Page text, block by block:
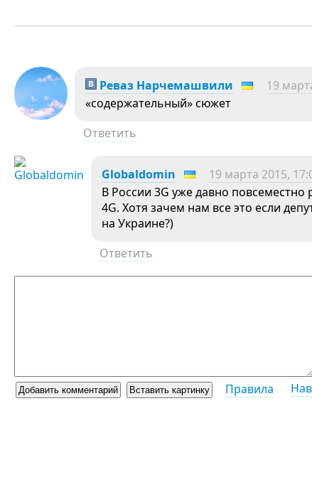
Реваз Нарчемашвили 19
«содержательный» сюжет
Ответить
Globaldomin 19 марта 2015,
В России 3G уже давно повсеместно
4G. Хотя зачем нам все это если
на Украине?)
Ответить
Правила